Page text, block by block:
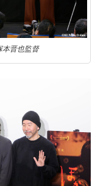
本晋也監督